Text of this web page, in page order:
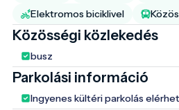
Elektromos biciklivel
Közösségi közlekedés
busz
Parkolási információ
Ingyenes kültéri parkolás